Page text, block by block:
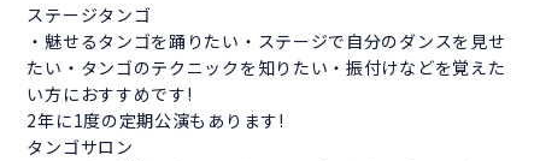
ステージタンゴ
・魅せるタンゴを踊りたい・ステージで自分のダンスを見せ
たい・タンゴのテクニックを知りたい・振付けなどを覚えた
い方におすすめです!
2年に1度の定期公演もあります!
タンゴサロン